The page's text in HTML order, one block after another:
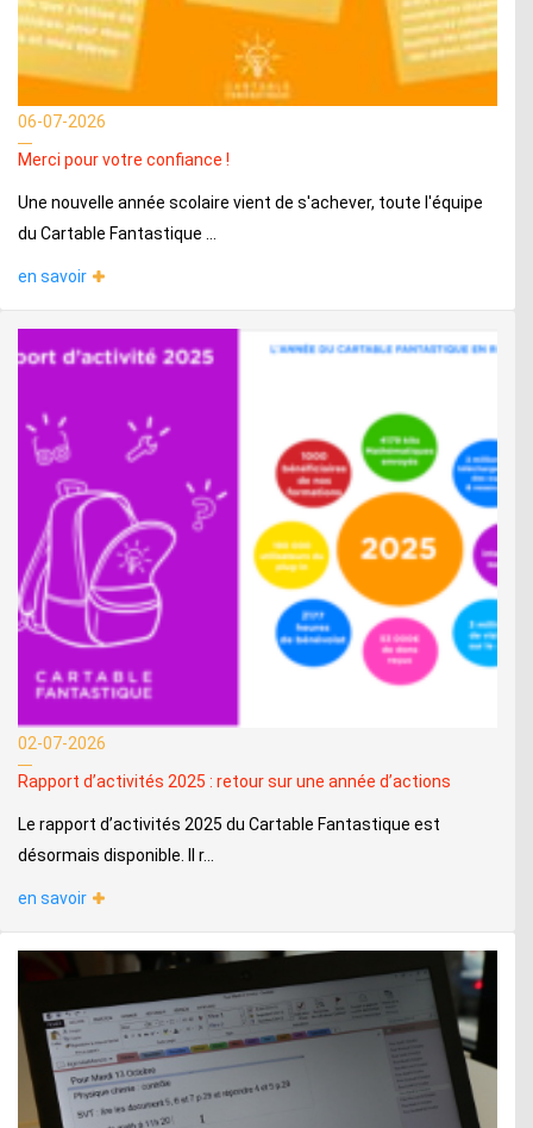
06-07-2026
Merci pour votre confiance !
Une nouvelle année scolaire vient de s'achever, toute l'équipe
du Cartable Fantastique ...
en savoir
02-07-2026
Rapport d’activités 2025 : retour sur une année d’actions
Le rapport d’activités 2025 du Cartable Fantastique est
désormais disponible. Il r...
en savoir